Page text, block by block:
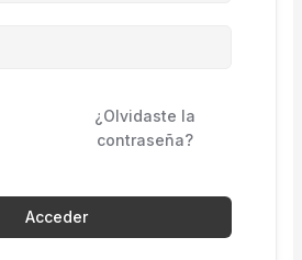
¿Olvidaste la
contraseña?
Acceder